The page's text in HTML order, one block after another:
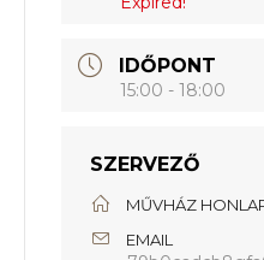
IDŐPONT
15:00 - 18:00
SZERVEZŐ
MŰVHÁZ
EMAIL